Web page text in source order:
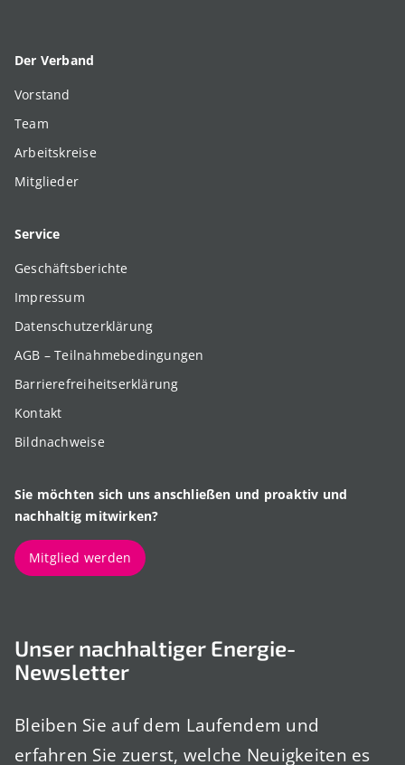
Der Verband
Vorstand
Team
Arbeitskreise
Mitglieder
Service
Geschäftsberichte
Impressum
Datenschutzerklärung
AGB – Teilnahmebedingungen
Barrierefreiheitserklärung
Kontakt
Bildnachweise
Sie möchten sich uns anschließen und proaktiv und
nachhaltig mitwirken?
Mitglied werden
Unser nachhaltiger Energie-
Newsletter
Bleiben Sie auf dem Laufendem und
erfahren Sie zuerst, welche Neuigkeiten es